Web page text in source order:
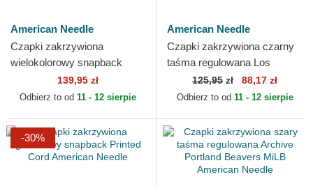
American Needle
Czapki zakrzywiona
wielokolorowy snapback
Florida Panthers NHL Sinclair
Florida Panthers NHL...
139,95 zł
Odbierz to od 11 - 12 sierpie
American Needle
Czapki zakrzywiona czarny
taśma regulowana Los
Angeles Dodgers Ballpark
Los Angeles Dodgers MLB...
125,95 zł 88,17 zł
Odbierz to od 11 - 12 sierpie
-30%